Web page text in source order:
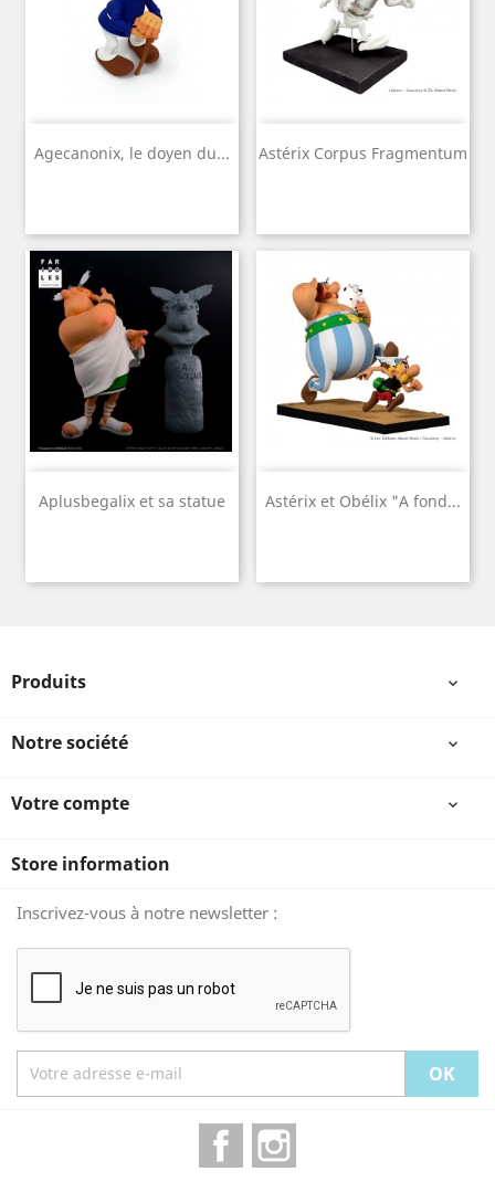
Agecanonix, le doyen du... Astérix Corpus Fragmentum
Aplusbegalix et sa statue Astérix et Obélix "A fond...
Produits 
Notre société 
Votre compte 
Store information
Inscrivez-vous à notre newsletter :
Facebook